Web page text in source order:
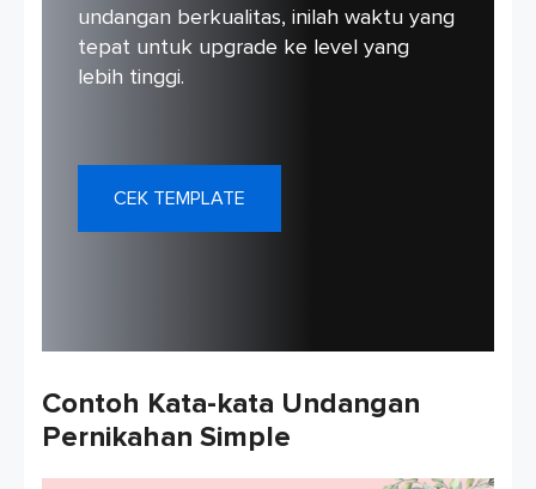
undangan berkualitas, inilah waktu yang
tepat untuk upgrade ke level yang
lebih tinggi.
CEK TEMPLATE
Contoh Kata-kata Undangan
Pernikahan Simple